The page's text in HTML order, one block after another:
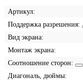
Артикул:
Поддержка разрешения:
Вид экрана:
Монтаж экрана:
Соотношение сторон:
Диагональ, дюймы: